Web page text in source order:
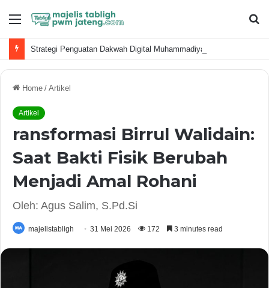
Menu
Strategi Penguatan Dakwah Digital Muhammadiyah
Home / Artikel
Artikel
ransformasi Birrul Walidain:
Saat Bakti Fisik Berubah
Menjadi Amal Rohani
Oleh: Agus Salim, S.Pd.Si
majelistabligh 31 Mei 2026 172 3 minutes read